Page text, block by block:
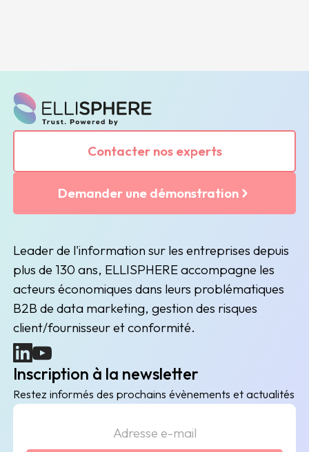
Contacter nos experts
Demander une démonstration
Leader de l'information sur les entreprises depuis
plus de 130 ans, ELLISPHERE accompagne les
acteurs économiques dans leurs problématiques
B2B de data marketing, gestion des risques
client/fournisseur et conformité.
(nouvelle fenêtre)
(nouvelle fenêtre)
Inscription à la newsletter
Restez informés des prochains évènements et actualités